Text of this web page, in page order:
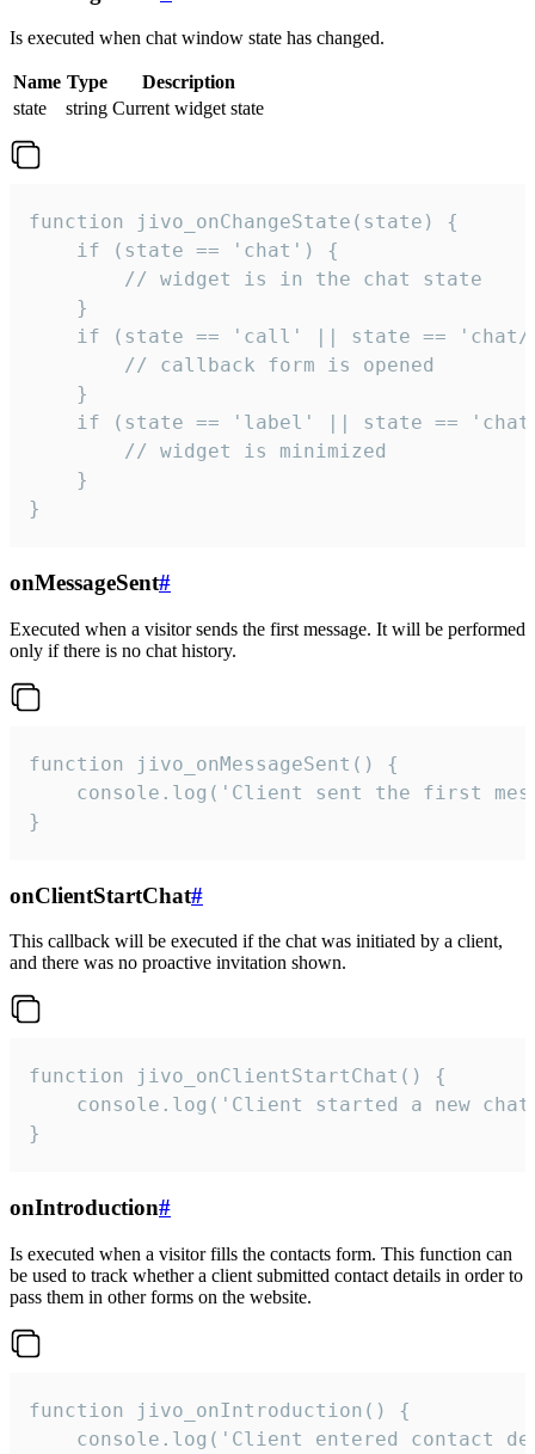
Is executed when chat window state has changed.
Name Type
Description
state
string Current widget state
function jivo_onChangeState(state) {
    if (state == 'chat') {
        // widget is in the chat state
    }
if (state == 'call' || state ==
        // callback form is opened
    }
if (state == 'label' || state ==
        // widget is minimized
    }
}
onMessageSent#
Executed when a visitor sends the first message. It will be performed
only if there is no chat history.
function jivo_onMessageSent() {
console.log('Client sent the first
}
onClientStartChat#
This callback will be executed if the chat was initiated by a client,
and there was no proactive invitation shown.
function jivo_onClientStartChat() {
console.log('Client started a new
}
onIntroduction#
Is executed when a visitor fills the contacts form. This function can
be used to track whether a client submitted contact details in order to
pass them in other forms on the website.
function jivo_onIntroduction() {
console.log('Client entered contact